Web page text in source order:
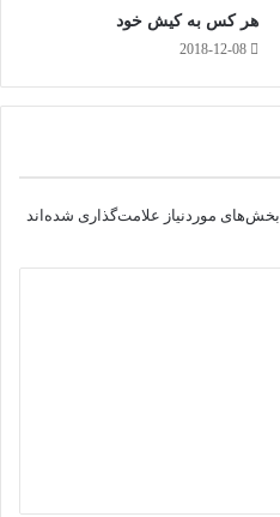
هر کس به کیش خود
2018-12-08
بخش‌های موردنیاز علامت‌گذاری شده‌اند